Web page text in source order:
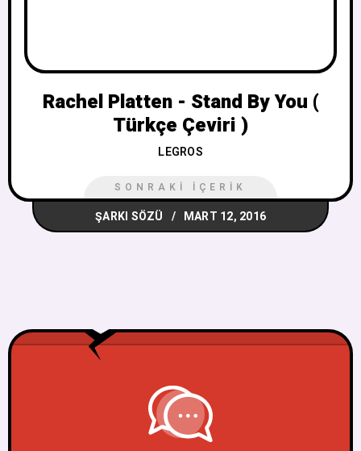
Rachel Platten - Stand By You (
Türkçe Çeviri )
LEGROS
SONRAKI İÇERIK
ŞARKI SÖZÜ MART 12, 2016